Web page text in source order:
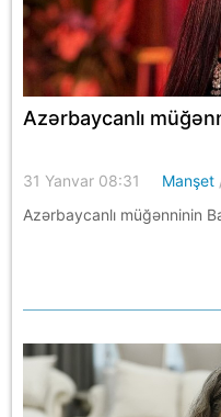
Azərbaycanlı
31 Yanvar 08:31 Manşet
Azərbaycanlı müğənninin